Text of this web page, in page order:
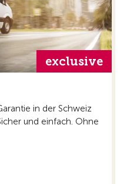
exclusive
in der Schweiz
und einfach. Ohne